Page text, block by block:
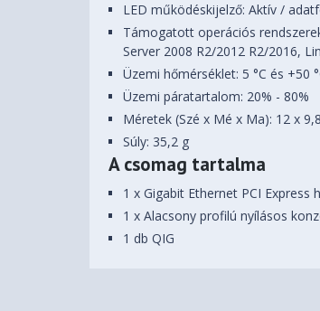
LED működéskijelző: Aktív /
Támogatott operációs
Server 2008 R2/2012 R2/2016,
Üzemi hőmérséklet: 5 °C és +50
Üzemi páratartalom: 20% - 80%
Méretek (Szé x Mé x Ma): 12 x
Súly: 35,2 g
A csomag tartalma
1 x Gigabit Ethernet PCI Express
1 x Alacsony profilú nyílásos
1 db QIG